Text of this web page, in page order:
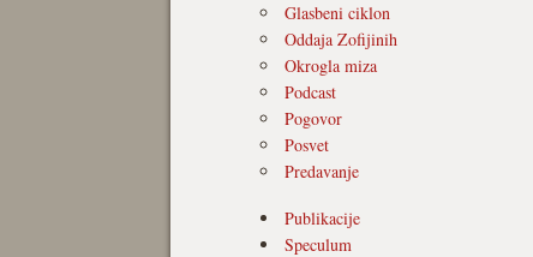
Glasbeni ciklon
Oddaja Zofijinih
Okrogla miza
Podcast
Pogovor
Posvet
Predavanje
Publikacije
Speculum